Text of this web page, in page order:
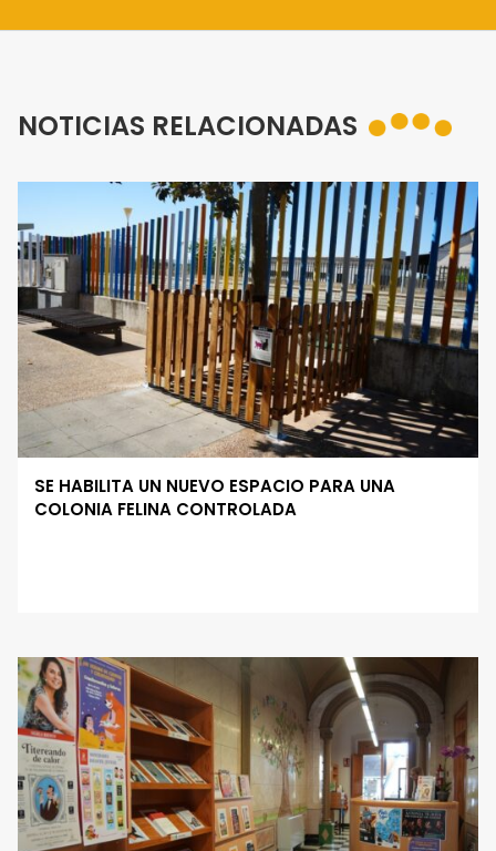
NOTICIAS RELACIONADAS
SE HABILITA UN NUEVO ESPACIO PARA UNA
COLONIA FELINA CONTROLADA